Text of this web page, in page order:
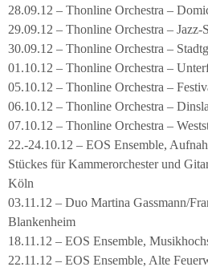
28.09.12 – Thonline Orchestra –
29.09.12 – Thonline Orchestra – Jazz-
30.09.12 – Thonline Orchestra –
01.10.12 – Thonline Orchestra –
05.10.12 – Thonline Orchestra –
06.10.12 – Thonline Orchestra –
07.10.12 – Thonline Orchestra –
22.-24.10.12 – EOS Ensemble,
Stückes für Kammerorchester und
Köln
03.11.12 – Duo Martina Gassmann/
Blankenheim
18.11.12 – EOS Ensemble,
22.11.12 – EOS Ensemble, Alte